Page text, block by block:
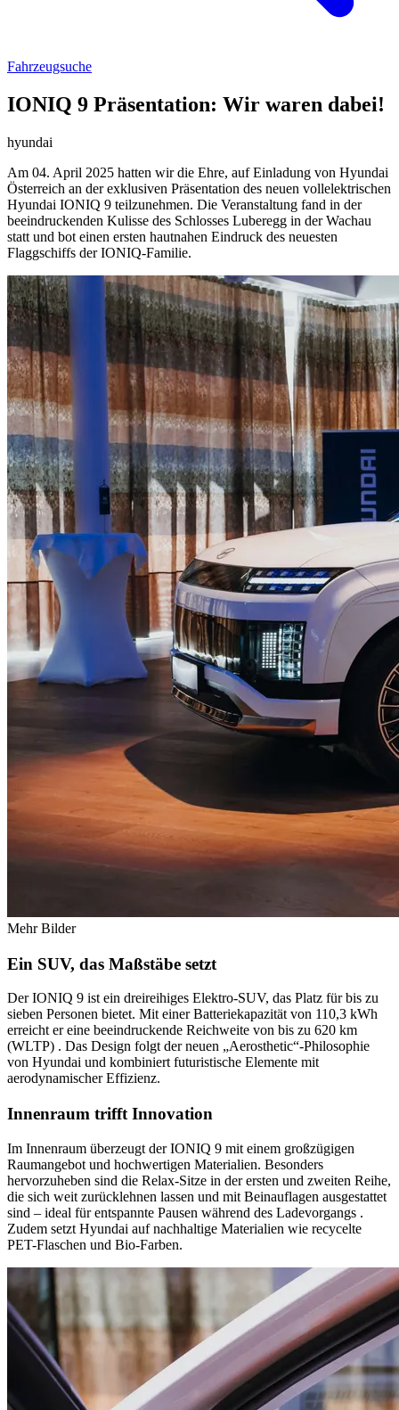
Fahrzeugsuche
IONIQ 9 Präsentation: Wir waren dabei!
hyundai
Am 04. April 2025 hatten wir die Ehre, auf Einladung von Hyundai
Österreich an der exklusiven Präsentation des neuen vollelektrischen
Hyundai IONIQ 9 teilzunehmen. Die Veranstaltung fand in der
beeindruckenden Kulisse des Schlosses Luberegg in der Wachau
statt und bot einen ersten hautnahen Eindruck des neuesten
Flaggschiffs der IONIQ-Familie.​
Mehr Bilder
Ein SUV, das Maßstäbe setzt
Der IONIQ 9 ist ein dreireihiges Elektro-SUV, das Platz für bis zu
sieben Personen bietet. Mit einer Batteriekapazität von 110,3 kWh
erreicht er eine beeindruckende Reichweite von bis zu 620 km
(WLTP) . Das Design folgt der neuen „Aerosthetic“-Philosophie
von Hyundai und kombiniert futuristische Elemente mit
aerodynamischer Effizienz.
Innenraum trifft Innovation
Im Innenraum überzeugt der IONIQ 9 mit einem großzügigen
Raumangebot und hochwertigen Materialien. Besonders
hervorzuheben sind die Relax-Sitze in der ersten und zweiten Reihe,
die sich weit zurücklehnen lassen und mit Beinauflagen ausgestattet
sind – ideal für entspannte Pausen während des Ladevorgangs .
Zudem setzt Hyundai auf nachhaltige Materialien wie recycelte
PET-Flaschen und Bio-Farben.